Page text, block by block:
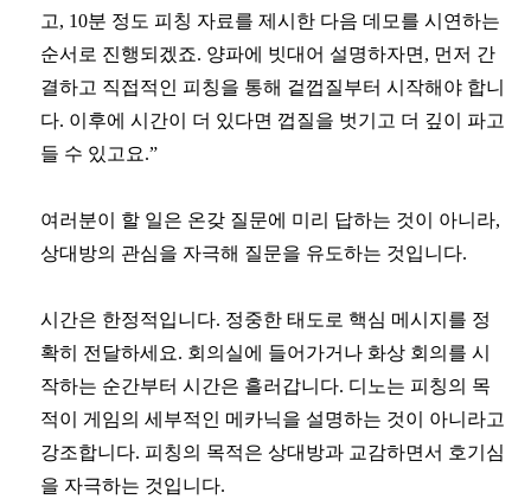
고, 10분 정도 피칭 자료를 제시한 다음 데모를 시연하는
순서로 진행되겠죠. 양파에 빗대어 설명하자면, 먼저 간
결하고 직접적인 피칭을 통해 겉껍질부터 시작해야 합니
다. 이후에 시간이 더 있다면 껍질을 벗기고 더 깊이 파고
들 수 있고요.”
여러분이 할 일은 온갖 질문에 미리 답하는 것이 아니라,
상대방의 관심을 자극해 질문을 유도하는 것입니다.
시간은 한정적입니다. 정중한 태도로 핵심 메시지를 정
확히 전달하세요. 회의실에 들어가거나 화상 회의를 시
작하는 순간부터 시간은 흘러갑니다. 디노는 피칭의 목
적이 게임의 세부적인 메카닉을 설명하는 것이 아니라고
강조합니다. 피칭의 목적은 상대방과 교감하면서 호기심
을 자극하는 것입니다.